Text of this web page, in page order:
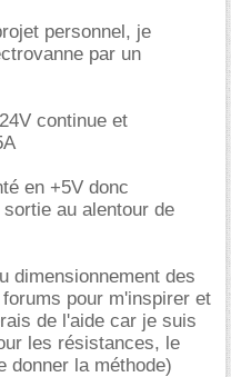
personnel, je
par un
continue et
en +5V donc
au alentour de
dimensionnement des
pour m'inspirer et
de l'aide car je suis
les résistances, le
donner la méthode)